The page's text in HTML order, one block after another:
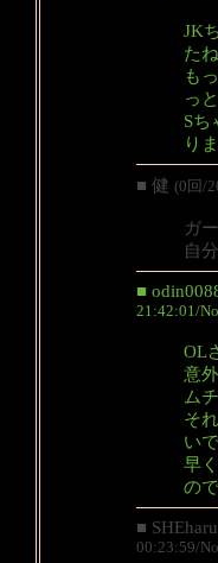
JK
た
も
っ
Sち
り
■ 健 (0回/
ガ
自
■
21:42:01/
OL
意
ム
そ
い
早
ので
■
00:23:59/